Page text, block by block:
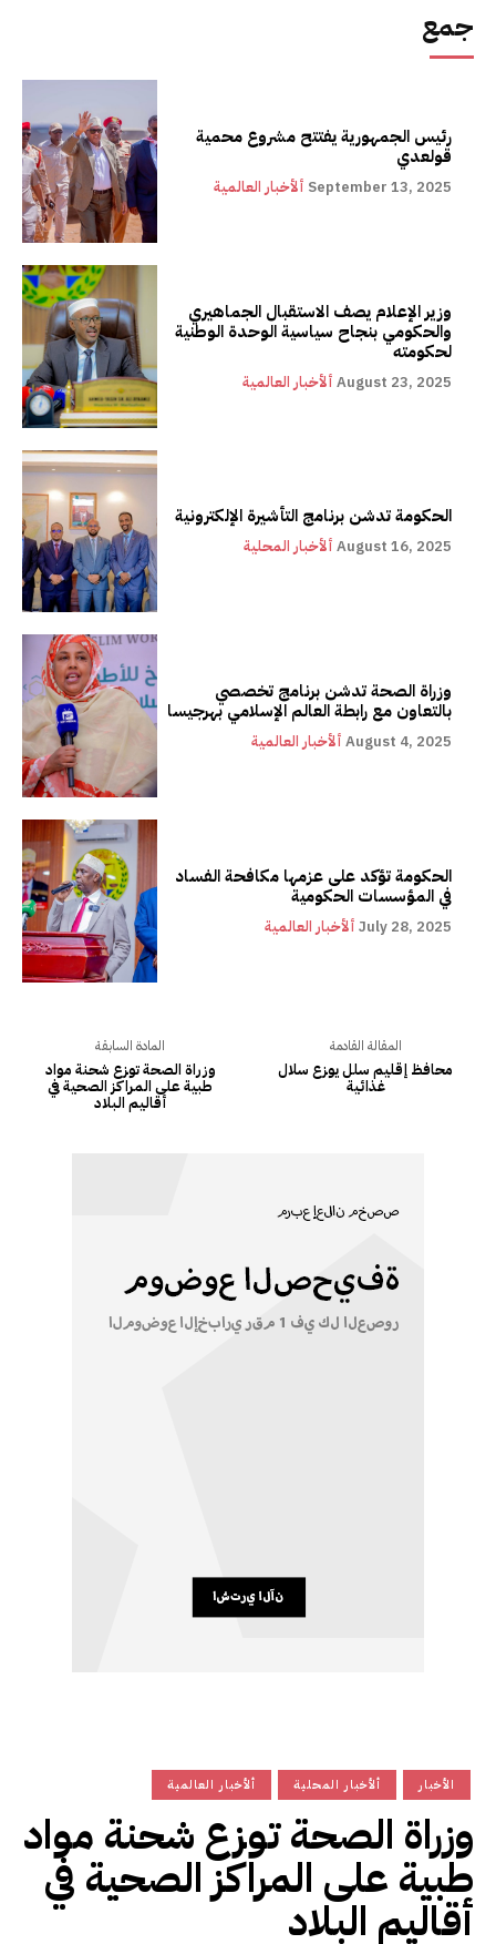
جمع
رئيس الجمهورية يفتتح مشروع محمية
قولعدي
ألأخبار العالمية September 13, 2025
وزير الإعلام يصف الاستقبال الجماهيري
والحكومي بنجاح سياسية الوحدة الوطنية
لحكومته
ألأخبار العالمية August 23, 2025
الحكومة تدشن برنامج التأشيرة الإلكترونية
ألأخبار المحلية August 16, 2025
وزراة الصحة تدشن برنامج تخصصي
بالتعاون مع رابطة العالم الإسلامي بهرجيسا
ألأخبار العالمية August 4, 2025
الحكومة تؤكد على عزمها مكافحة الفساد
في المؤسسات الحكومية
ألأخبار العالمية July 28, 2025
المادة السابقة
وزراة الصحة توزع شحنة مواد
طبية على المراكز الصحية في
أقاليم البلاد
المقالة القادمة
محافظ إقليم سلل يوزع سلال
غذائية